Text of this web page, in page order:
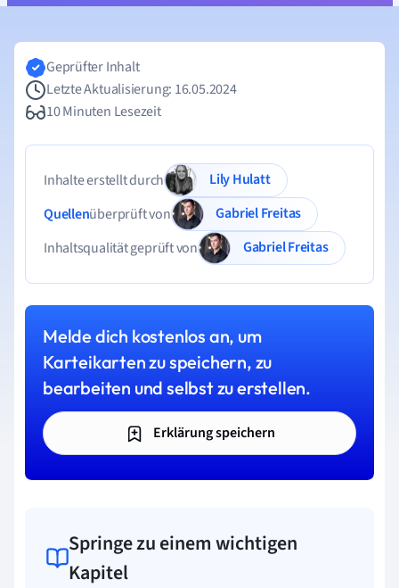
Geprüfter Inhalt
Letzte Aktualisierung: 16.05.2024
10 Minuten Lesezeit
Inhalte erstellt durch
Lily Hulatt
Quellenüberprüft von
Gabriel Freitas
Inhaltsqualität geprüft von
Gabriel Freitas
Melde dich kostenlos an, um
Karteikarten zu speichern, zu
bearbeiten und selbst zu erstellen.
Erklärung speichern
Springe zu einem wichtigen
Kapitel